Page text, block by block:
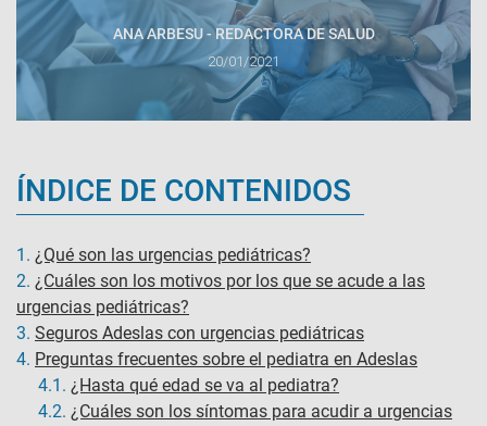
ANA ARBESU - REDACTORA DE SALUD
20/01/2021
ÍNDICE DE CONTENIDOS
1. ¿Qué son las urgencias pediátricas?
2. ¿Cuáles son los motivos por los que se acude a las
urgencias pediátricas?
3. Seguros Adeslas con urgencias pediátricas
4. Preguntas frecuentes sobre el pediatra en Adeslas
4.1. ¿Hasta qué edad se va al pediatra?
4.2. ¿Cuáles son los síntomas para acudir a urgencias